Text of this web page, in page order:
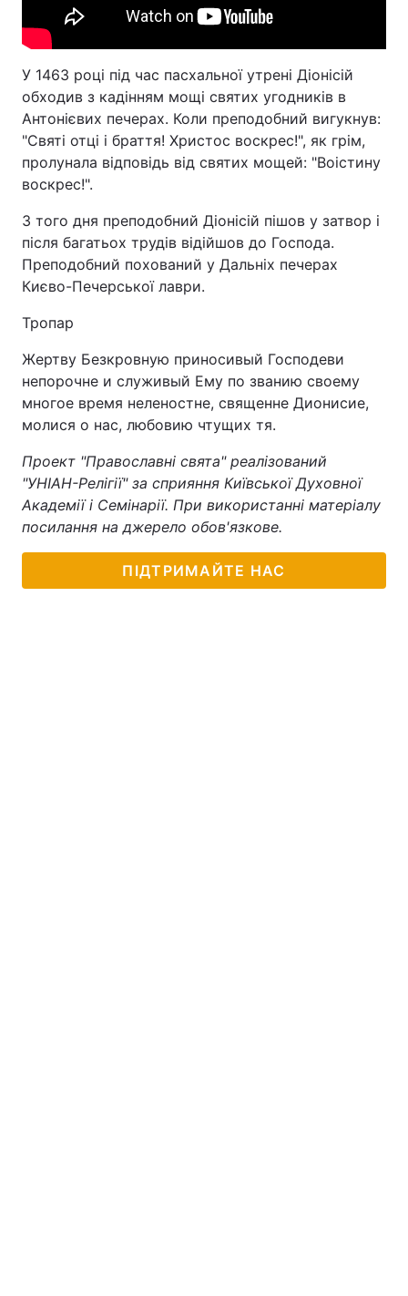
У 1463 році під час пасхальної утрені Діонісій
обходив з кадінням мощі святих угодників в
Антонієвих печерах. Коли преподобний вигукнув:
"Святі отці і браття! Христос воскрес!", як грім,
пролунала відповідь від святих мощей: "Воістину
воскрес!".
З того дня преподобний Діонісій пішов у затвор і
після багатьох трудів відійшов до Господа.
Преподобний похований у Дальніх печерах
Києво-Печерської лаври.
Тропар
Жертву Безкровную приносивый Господеви
непорочне и служивый Ему по званию своему
многое время неленостне, священне Дионисие,
молися о нас, любовию чтущих тя.
Проект "Православні свята" реалізований
"УНІАН-Релігії" за сприяння Київської Духовної
Академії і Семінарії. При використанні матеріалу
посилання на джерело обов'язкове.
ПІДТРИМАЙТЕ НАС